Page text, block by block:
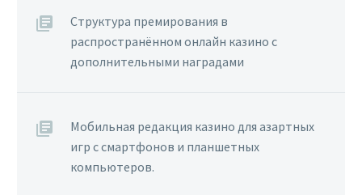
Структура премирования в
распространённом онлайн казино с
дополнительными наградами
Мобильная редакция казино для азартных
игр с смартфонов и планшетных
компьютеров.